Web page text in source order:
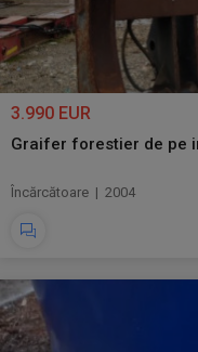
3.990 EUR
Graifer forestier de pe
Încărcătoare | 2004